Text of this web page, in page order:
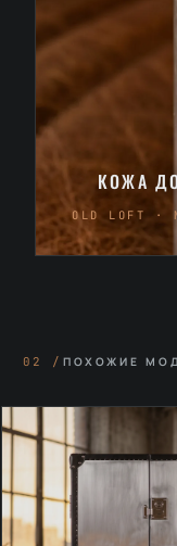
КОЖА
OLD LOFT ·
02 / ПОХОЖИЕ